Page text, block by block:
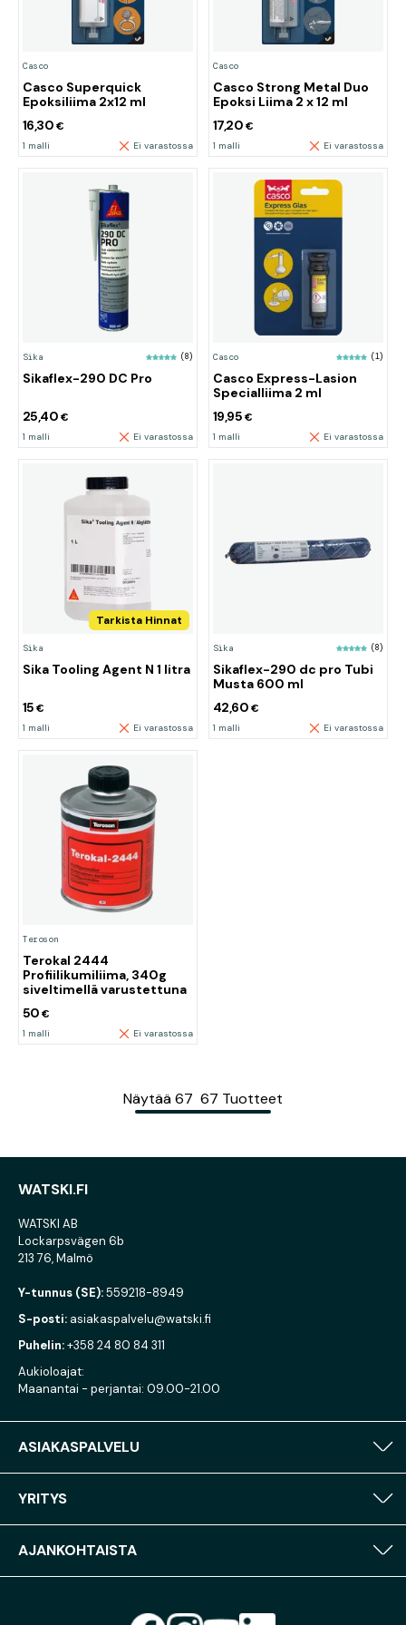
Casco
Casco Superquick
Epoksiliima 2x12 ml
16,30 €
1 malli Ei varastossa
Casco
Casco Strong Metal Duo
Epoksi Liima 2 x 12 ml
17,20 €
1 malli Ei varastossa
Sika (8)
Sikaflex-290 DC Pro
25,40 €
1 malli Ei varastossa
Casco (1)
Casco Express-Lasion
Specialliima 2 ml
19,95 €
1 malli Ei varastossa
Tarkista Hinnat
Sika
Sika Tooling Agent N 1 litra
15€
1 malli Ei varastossa
Sika (8)
Sikaflex-290 dc pro Tubi
Musta 600 ml
42,60 €
1 malli Ei varastossa
Teroson
Terokal 2444
Profiilikumiliima, 340g
siveltimellä varustettuna
50€
1 malli Ei varastossa
Näytää67 67 Tuotteet
WATSKI.FI
WATSKI AB
Lockarpsvägen 6b
213 76, Malmö
Y-tunnus (SE):559218-8949
S-posti: asiakaspalvelu@watski.fi
Puhelin:+358 24 80 84 311
Aukioloajat:
Maanantai - perjantai: 09.00-21.00
ASIAKASPALVELU
YRITYS
AJANKOHTAISTA